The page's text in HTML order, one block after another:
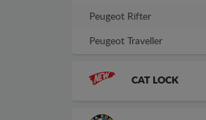
Peugeot Rifter
Peugeot Traveller
CAT LOCK